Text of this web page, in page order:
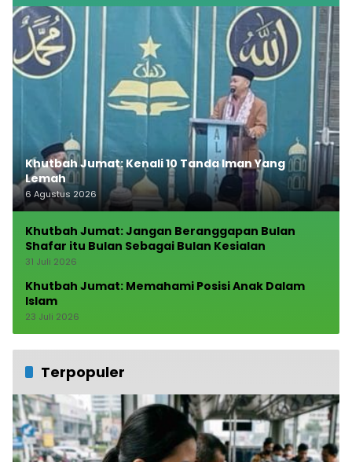
Khutbah Jumat: Kenali 10 Tanda Iman Yang
Lemah
6 Agustus 2026
Khutbah Jumat: Jangan Beranggapan Bulan
Shafar itu Bulan Sebagai Bulan Kesialan
31 Juli 2026
Khutbah Jumat: Memahami Posisi Anak Dalam
Islam
23 Juli 2026
Terpopuler